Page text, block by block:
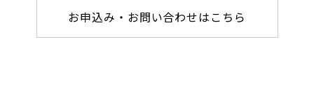
お申込み・お問い合わせはこちら